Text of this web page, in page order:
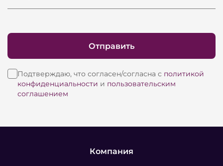
Подтверждаю, что согласен/согласна с политикой
конфиденциальности и пользовательским
соглашением
Отправить
Компания